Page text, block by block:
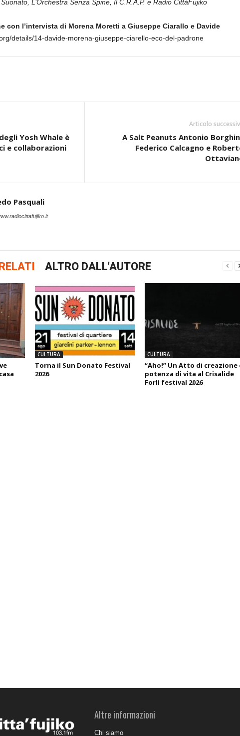
L’Orchestra Senza Spine, Il C.R.A.P. e Radio CittàFujiko
con l’intervista di Morena Moretti a Giuseppe Ciarallo e Davide
details/14-davide-morena-giuseppe-ciarello-eco-del-padrone
Yosh Whale è
e collaborazioni
Articolo
A Salt Peanuts Antonio
Federico Calcagno e
Pasquali
ALTRO DALL'AUTORE
CULTURA
Torna il Sun Donato Festival
2026
CULTURA
“Aho!” Un Atto di creazione
potenza di vita al Crisalide
Forlì festival 2026
Altre informazioni
Chi siamo